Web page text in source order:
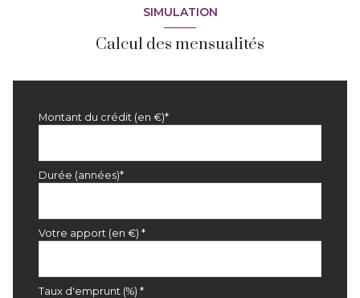
SIMULATION
Calcul des mensualités
Montant du crédit (en €)*
Durée (années)*
Votre apport (en €) *
Taux d'emprunt (%) *